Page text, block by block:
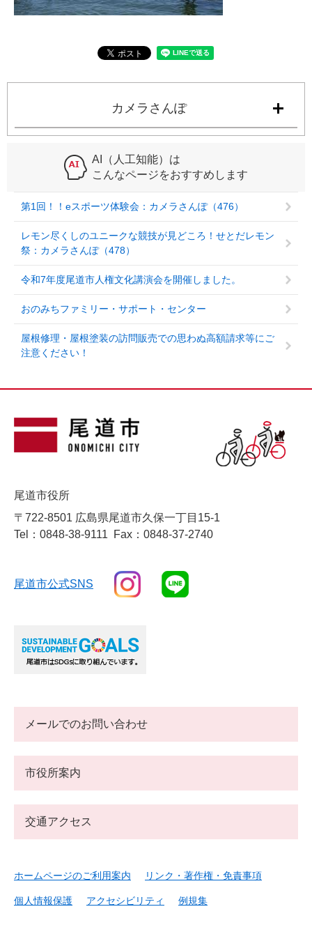
カメラさんぽ
AI（人工知能）は
こんなページをおすすめします
第1回！！eスポーツ体験会：カメラさんぽ（476）
レモン尽くしのユニークな競技が見どころ！せとだレモン
祭：カメラさんぽ（478）
令和7年度尾道市人権文化講演会を開催しました。
おのみちファミリー・サポート・センター
屋根修理・屋根塗装の訪問販売での思わぬ高額請求等にご
注意ください！
尾道市役所
〒722-8501 広島県尾道市久保一丁目15-1
Tel：0848-38-9111
Fax：0848-37-2740
尾道市公式SNS
メールでのお問い合わせ
市役所案内
交通アクセス
ホームページのご利用案内 リンク・著作権・免責事項
個人情報保護 アクセシビリティ 例規集